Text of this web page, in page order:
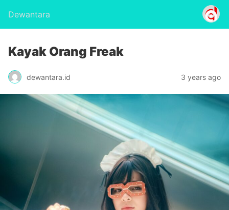
Dewantara
Kayak Orang Freak
dewantara.id 3 years ago